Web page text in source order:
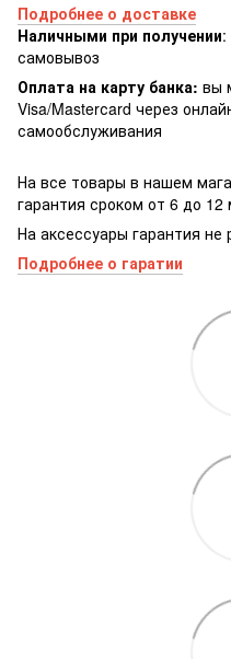
Подробнее о доставке
Наличными при получении
самовывоз
Оплата на карту банка: вы
Visa/Masterсard через
самообслуживания
На все товары в нашем
гарантия сроком от 6 до 12
На аксессуары гарантия не
Подробнее о гаратии